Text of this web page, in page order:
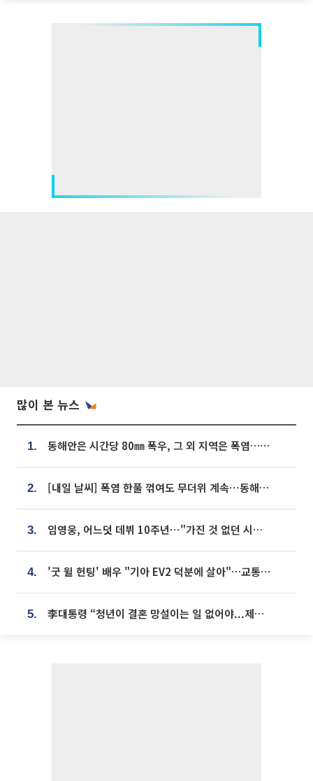
많이 본 뉴스
1. 동해안은 시간당 80㎜ 폭우, 그 외 지역은 폭염…‘극과 극 날씨’
2. [내일 날씨] 폭염 한풀 꺾여도 무더위 계속⋯동해안 이틀 연속 비
3. 임영웅, 어느덧 데뷔 10주년⋯"가진 것 없던 시절, 내 앞엔 20명의 팬뿐"
4. '굿 윌 헌팅' 배우 "기아 EV2 덕분에 살아"…교통사고 후 안전성 극찬
5. 李대통령 “청년이 결혼 망설이는 일 없어야...제도상 불이익 조사”